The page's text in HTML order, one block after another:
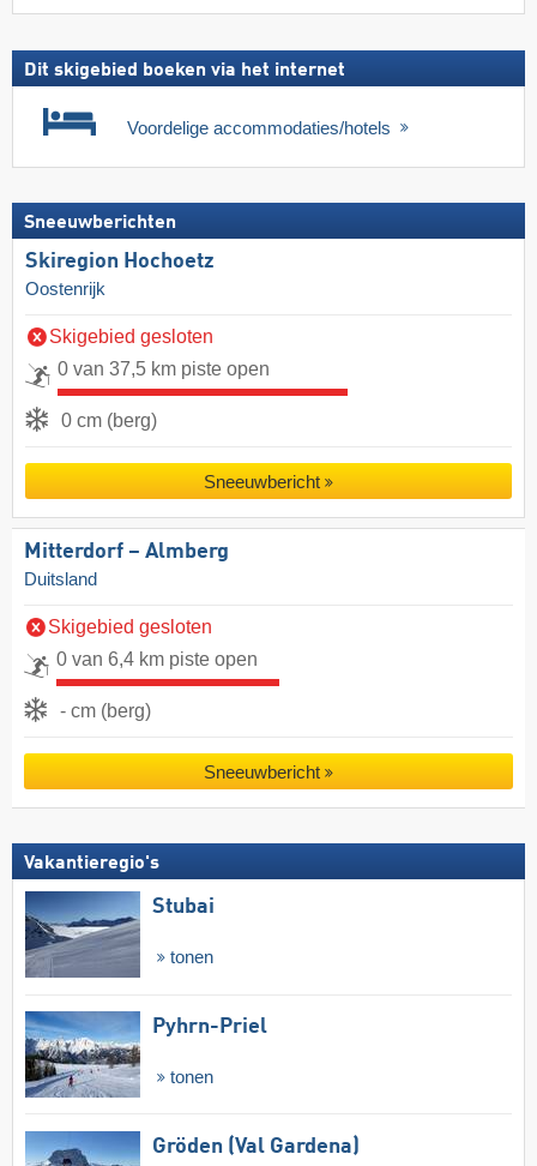
Dit skigebied boeken via het internet
Voordelige accommodaties/hotels
Sneeuwberichten
Skiregion Hochoetz
Oostenrijk
Skigebied gesloten
0 van 37,5 km piste open
0 cm (berg)
Sneeuwbericht
Mitterdorf – Almberg
Duitsland
Skigebied gesloten
0 van 6,4 km piste open
- cm (berg)
Sneeuwbericht
Vakantieregio's
Stubai
tonen
Pyhrn-Priel
tonen
Gröden (Val Gardena)